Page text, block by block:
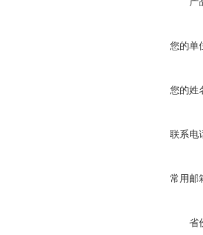
您的单
您的姓
联系电
常用邮
省